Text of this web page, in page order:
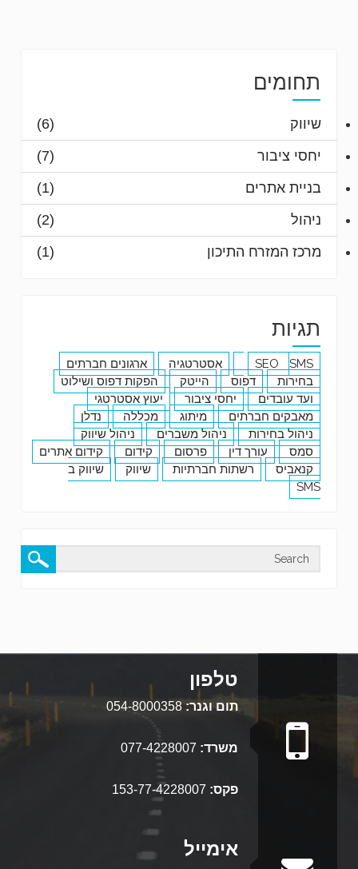
תחומים
שיווק
(6)
יחסי ציבור
(7)
בניית אתרים
(1)
ניהול
(2)
מרכז המזרח התיכון
(1)
תגיות
SEO SMS אסטרטגיה
ארגונים חברתים
בחירות
דפוס הייטק
הפקות דפוס ושילוט
ועד עובדים
יחסי ציבור
יעוץ אסטרטגי
מאבקים חברתים
מיתוג מכללה
נדלן
ניהול בחירות
ניהול משברים
ניהול שיווק
סמס
עורך דין פרסום קידום
קידום אתרים
קנאביס
רשתות חברתיות שיווק
שיווק ב
SMS
טלפון
תום וגנר: 054-8000358
משרד:
פקס:
אימייל